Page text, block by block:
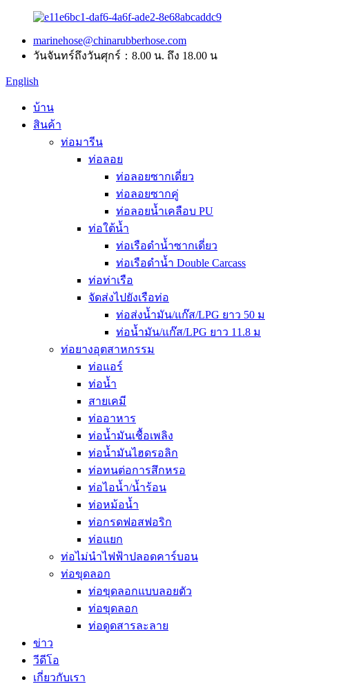
marinehose@chinarubberhose.com
วันจันทร์ถึงวันศุกร์：8.00 น. ถึง 18.00 น
English
บ้าน
สินค้า
ท่อมารีน
ท่อลอย
ท่อลอยซากเดี่ยว
ท่อลอยซากคู่
ท่อลอยน้ำเคลือบ PU
ท่อใต้น้ำ
ท่อเรือดำน้ำซากเดี่ยว
ท่อเรือดำน้ำ Double Carcass
ท่อท่าเรือ
จัดส่งไปยังเรือท่อ
ท่อส่งน้ำมัน/แก๊ส/LPG ยาว 50 ม
ท่อน้ำมัน/แก๊ส/LPG ยาว 11.8 ม
ท่อยางอุตสาหกรรม
ท่อแอร์
ท่อน้ำ
สายเคมี
ท่ออาหาร
ท่อน้ำมันเชื้อเพลิง
ท่อน้ำมันไฮดรอลิก
ท่อทนต่อการสึกหรอ
ท่อไอน้ำ/น้ำร้อน
ท่อหม้อน้ำ
ท่อกรดฟอสฟอริก
ท่อแยก
ท่อไม่นำไฟฟ้าปลอดคาร์บอน
ท่อขุดลอก
ท่อขุดลอกแบบลอยตัว
ท่อขุดลอก
ท่อดูดสารละลาย
ข่าว
วีดีโอ
เกี่ยวกับเรา